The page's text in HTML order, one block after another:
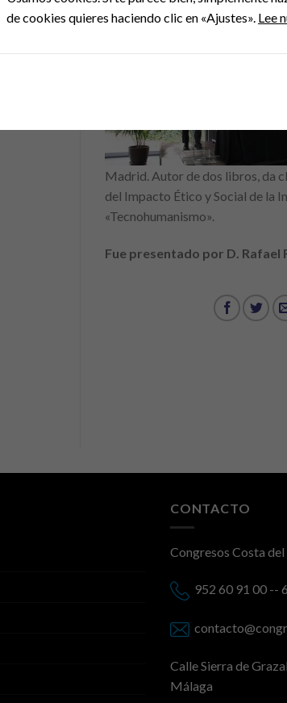
Madrid. Autor de dos libros, da
del Impacto Ético y Social de la
«Tecnohumanismo».
Fue presentado por D. Rafael
CONTACTO
Congresos Costa del
952 60 91 00 --
Calle Sierra de
Málaga
de cookies quieres haciendo clic en «Ajustes». Lee